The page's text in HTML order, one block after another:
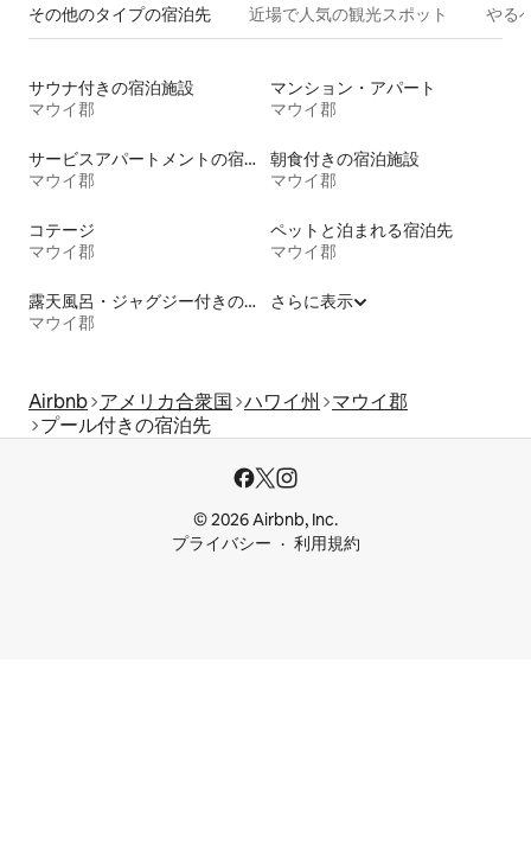
その他のタ⁠イ⁠プ⁠の宿⁠泊⁠先 近場で人気の観光スポット やる
サウナ付きの宿泊施設
マウイ郡
マンション・アパート
マウイ郡
サービスアパートメントの宿泊施設
マウイ郡
朝食付きの宿泊施設
マウイ郡
コテージ
マウイ郡
ペットと泊まれる宿泊先
マウイ郡
露天風呂・ジャグジー付きの宿泊施設
マウイ郡
さらに表示
Airbnb アメリカ合衆国 ハワイ州
マウイ郡
プール付きの宿泊先
© 2026 Airbnb, Inc.
プライバシー
利用規約